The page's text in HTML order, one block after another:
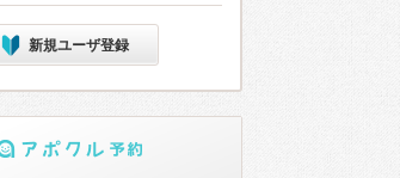
新規ユーザ登録